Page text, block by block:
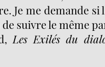
Je me demande si
de suivre le même
Les Exilés du